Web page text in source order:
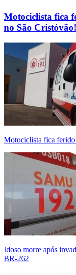
Motociclista fica
no São Cristóvão!
Motociclista fica ferido
Idoso morre após
BR-262